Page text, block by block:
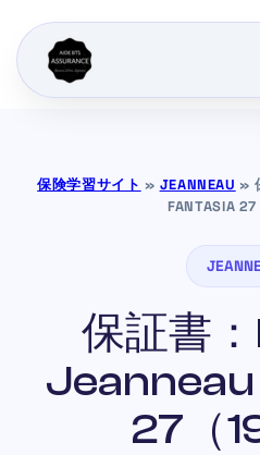
保険学習サイト » JEANNEAU »
FANTASIA 27
保証書
27（